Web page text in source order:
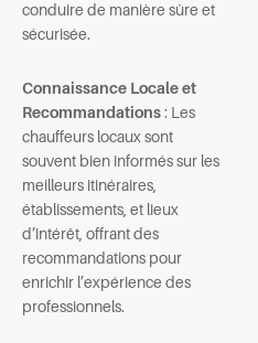
conduire de manière sûre et
sécurisée.
Connaissance Locale et
Recommandations: Les
chauffeurs locaux sont
souvent bien informés sur les
meilleurs itinéraires,
établissements, et lieux
d’intérêt, offrant des
recommandations pour
enrichir l’expérience des
professionnels.